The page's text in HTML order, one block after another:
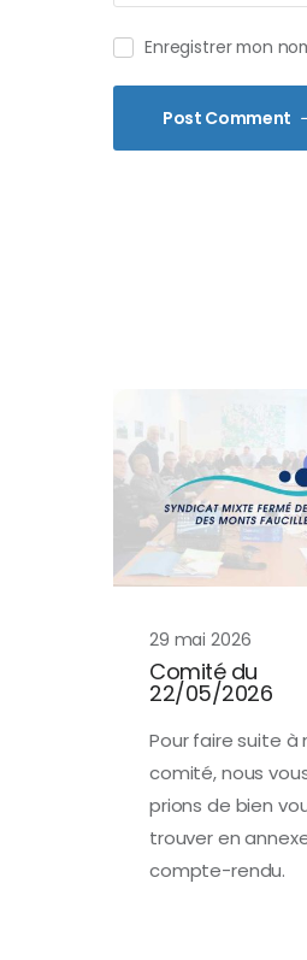
Enregistrer mon
Post Comment
29 mai 2026
Comité du
22/05/2026
Pour faire suite à
comité, nous
prions de bien
trouver en
compte-rendu.